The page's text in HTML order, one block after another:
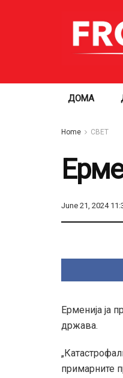
ДОМА
Home СВЕТ
June 21, 2024
Ерменија ја
држава.
примарните